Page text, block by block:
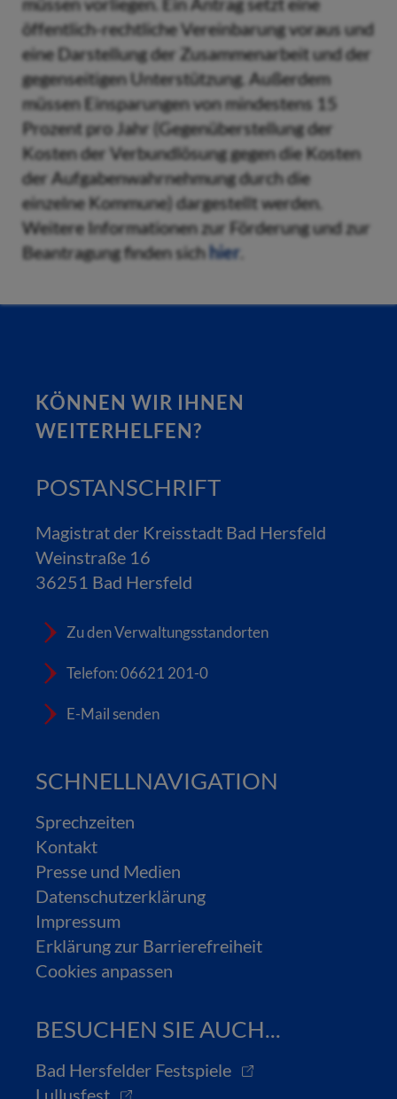
öffentlich-rechtliche Vereinbarung voraus und
eine Darstellung der Zusammenarbeit und der
gegenseitigen Unterstützung. Außerdem
müssen Einsparungen von mindestens 15
Prozent pro Jahr (Gegenüberstellung der
Kosten der Verbundlösung gegen die Kosten
der Aufgabenwahrnehmung durch die
einzelne Kommune) dargestellt werden.
Weitere Informationen zur Förderung und zur
Beantragung finden sichhier
KÖNNEN WIR IHNEN
WEITERHELFEN?
POSTANSCHRIFT
Magistrat der Kreisstadt Bad Hersfeld
Weinstraße 16
36251 Bad Hersfeld
Zu den Verwaltungsstandorten
Telefon: 06621 201-0
E-Mail senden
SCHNELLNAVIGATION
Sprechzeiten
Kontakt
Presse und Medien
Datenschutzerklärung
Impressum
Erklärung zur Barrierefreiheit
Cookies anpassen
BESUCHEN SIE AUCH...
Bad Hersfelder Festspiele
Lullusfest